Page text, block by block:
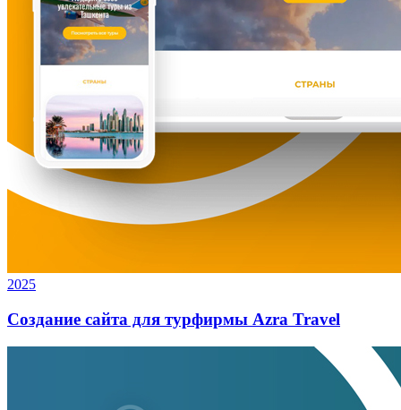
2025
Создание сайта для турфирмы Azra Travel